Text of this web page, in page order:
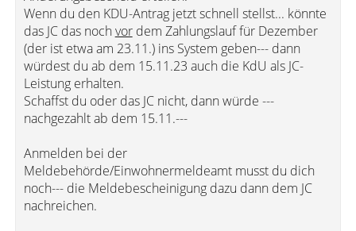
Wenn du den KDU-Antrag jetzt schnell stellst... könnte
das JC das nochvordem Zahlungslauf für Dezember
(der ist etwa am 23.11.) ins System geben--- dann
würdest du ab dem 15.11.23 auch die KdU als JC-
Leistung erhalten.
Schaffst du oder das JC nicht, dann würde ---
nachgezahlt ab dem 15.11.---
Anmelden bei der
Meldebehörde/Einwohnermeldeamt musst du dich
noch--- die Meldebescheinigung dazu dann dem JC
nachreichen.